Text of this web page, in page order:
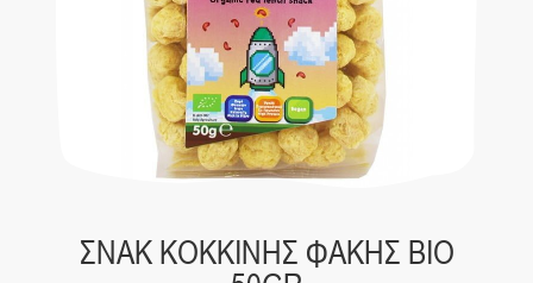
ΣΝΑΚ ΚΟΚΚΙΝΗΣ ΦΑΚΗΣ ΒΙΟ